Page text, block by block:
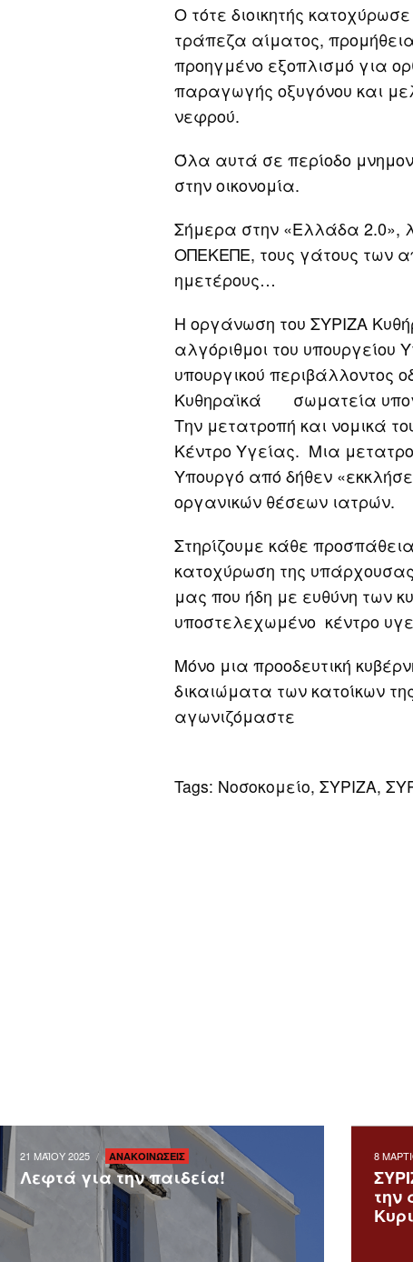
Ο τότε διοικητής
τράπεζα αίματος,
προηγμένο εξοπλισμό για
παραγωγής οξυγόνου και
νεφρού.
Όλα αυτά σε περίοδο
στην οικονομία.
Σήμερα στην «Ελλάδα 2.0»,
ΟΠΕΚΕΠΕ, τους γάτους των
ημετέρους…
Η οργάνωση του ΣΥΡΙΖΑ
αλγόριθμοι του υπουργείου
υπουργικού περιβάλλοντος
Κυθηραϊκά σωματεία
Την μετατροπή και νομικά
Κέντρο Υγείας. Μια
Υπουργό από δήθεν
οργανικών θέσεων ιατρών.
Στηρίζουμε κάθε
κατοχύρωση της
μας που ήδη με ευθύνη των
υποστελεχωμένο κέντρο
Μόνο μια προοδευτική
δικαιώματα των κατοίκων
αγωνιζόμαστε
Tags: Νοσοκομείο, ΣΥΡΙΖΑ,
21 ΜΑΪΟΥ 2025 ΑΝΑΚΟΙΝΩΣΕΙΣ
Λεφτά για την παιδεία!
8
την